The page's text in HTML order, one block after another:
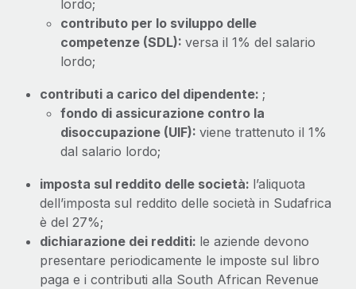
lordo;
contributo per lo sviluppo delle
competenze (SDL): versa il 1% del salario
lordo;
contributi a carico del dipendente: ;
fondo di assicurazione contro la
disoccupazione (UIF): viene trattenuto il 1%
dal salario lordo;
imposta sul reddito delle società: l’aliquota
dell’imposta sul reddito delle società in Sudafrica
è del 27%;
dichiarazione dei redditi: le aziende devono
presentare periodicamente le imposte sul libro
paga e i contributi alla South African Revenue